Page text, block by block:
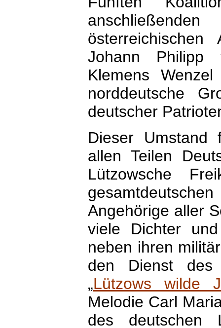
österreichischen
Johann Philipp
Klemens
norddeutsche
deutscher
Dieser Umstand
allen Teilen
Lützowsche
Angehörige aller
viele Dichter
neben ihren
den Dienst
„Lützows wilde
Melodie Carl
des deutschen